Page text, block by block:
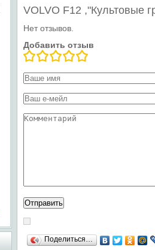
VOLVO F12 ,"Культовые
Нет отзывов.
Добавить отзыв
Поделиться…